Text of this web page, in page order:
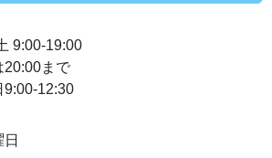
9:00-19:00
20:00まで
9:00-12:30
日